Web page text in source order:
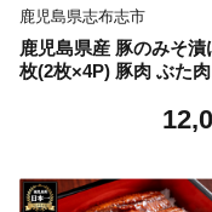
鹿児島県志布志市
鹿児島県産 豚のみそ漬
枚(2枚×4P) 豚肉 ぶた
存 おかず 時短 簡単調